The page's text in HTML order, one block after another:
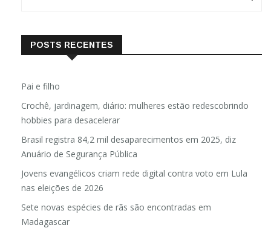
POSTS RECENTES
Pai e filho
Crochê, jardinagem, diário: mulheres estão redescobrindo
hobbies para desacelerar
Brasil registra 84,2 mil desaparecimentos em 2025, diz
Anuário de Segurança Pública
Jovens evangélicos criam rede digital contra voto em Lula
nas eleições de 2026
Sete novas espécies de rãs são encontradas em
Madagascar